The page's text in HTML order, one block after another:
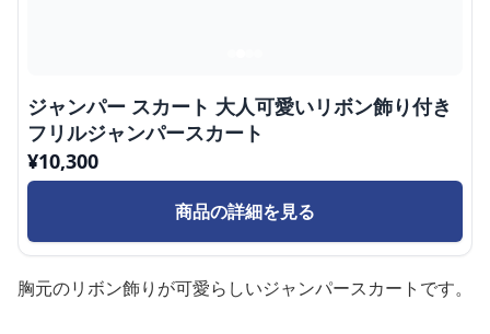
ジャンパー スカート 大人可愛いリボン飾り付き
フリルジャンパースカート
¥10,300
商品の詳細を見る
胸元のリボン飾りが可愛らしいジャンパースカートです。